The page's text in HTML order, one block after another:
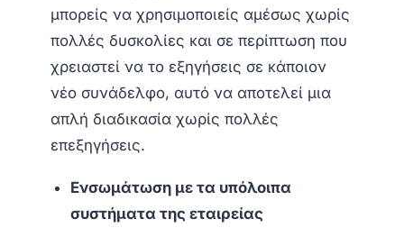
μπορείς να χρησιμοποιείς αμέσως χωρίς
πολλές δυσκολίες και σε περίπτωση που
χρειαστεί να το εξηγήσεις σε κάποιον
νέο συνάδελφο, αυτό να αποτελεί μια
απλή διαδικασία χωρίς πολλές
επεξηγήσεις.
Ενσωμάτωση με τα υπόλοιπα
συστήματα της εταιρείας